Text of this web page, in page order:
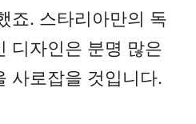
죠. 스타리아만의 독
디자인은 분명 많은
사로잡을 것입니다.